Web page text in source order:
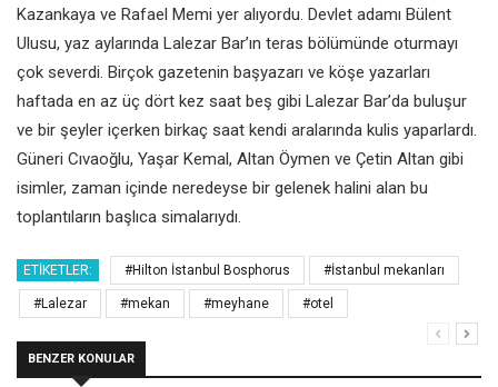
Kazankaya ve Rafael Memi yer alıyordu. Devlet adamı Bülent
Ulusu, yaz aylarında Lalezar Bar’ın teras bölümünde oturmayı
çok severdi. Birçok gazetenin başyazarı ve köşe yazarları
haftada en az üç dört kez saat beş gibi Lalezar Bar’da buluşur
ve bir şeyler içerken birkaç saat kendi aralarında kulis yaparlardı.
Güneri Cıvaoğlu, Yaşar Kemal, Altan Öymen ve Çetin Altan gibi
isimler, zaman içinde neredeyse bir gelenek halini alan bu
toplantıların başlıca simalarıydı.
ETIKETLER: #Hilton İstanbul Bosphorus #İstanbul mekanları
#Lalezar #mekan #meyhane #otel
BENZER KONULAR